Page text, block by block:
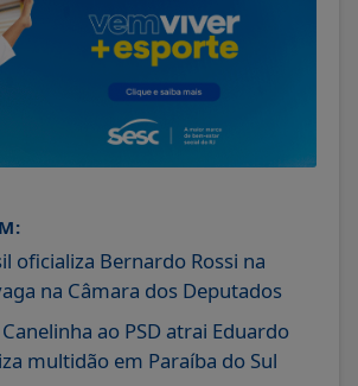
oficializa Bernardo Rossi na
na Câmara dos Deputados
ao PSD atrai Eduardo
multidão em Paraíba do Sul